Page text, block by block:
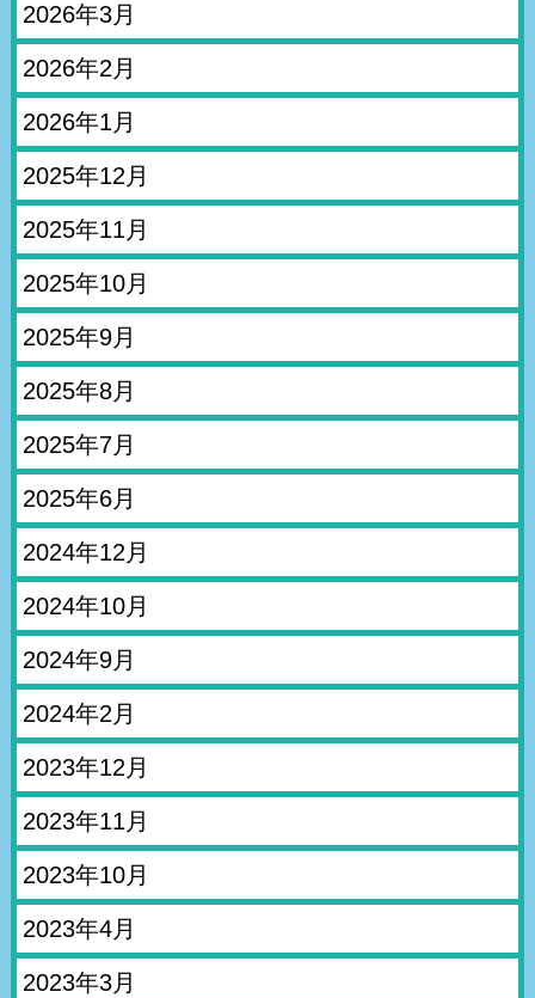
2026年3月
2026年2月
2026年1月
2025年12月
2025年11月
2025年10月
2025年9月
2025年8月
2025年7月
2025年6月
2024年12月
2024年10月
2024年9月
2024年2月
2023年12月
2023年11月
2023年10月
2023年4月
2023年3月